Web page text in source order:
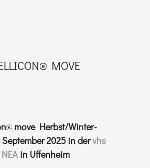
MOVE
®move Herbst/Winter-
September 2025 in dervhs
NEA in Uffenheim